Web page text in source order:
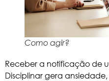
Como agir?
Receber a notificação de
Disciplinar gera